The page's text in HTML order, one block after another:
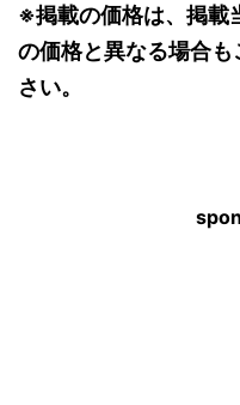
※掲載の価格は、掲載
の価格と異なる場合
さい。